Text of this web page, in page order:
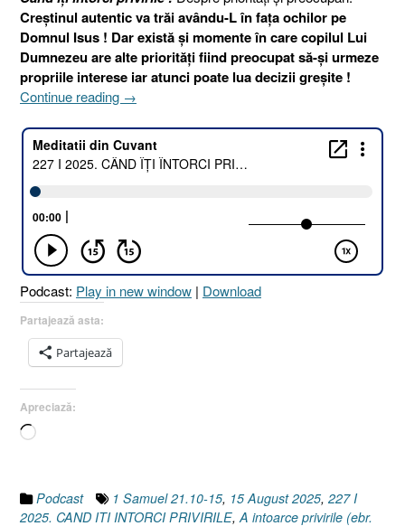
Creștinul autentic va trăi avându-L în fața ochilor pe
Domnul Isus ! Dar există și momente în care copilul Lui
Dumnezeu are alte priorități fiind preocupat să-și urmeze
propriile interese iar atunci poate lua decizii greșite !
Continue reading „227
2025.
CÂND
ÎȚI
[Psalmul
34.5
I
→
Podcast: Play in new window | Download
Partajează asta:
Partajează
Apreciază:
Încarc...
Podcast 1 Samuel 21.10-15, 15 August 2025, 227 I
2025. CAND ITI INTORCI PRIVIRILE, A intoarce privirile (ebr.